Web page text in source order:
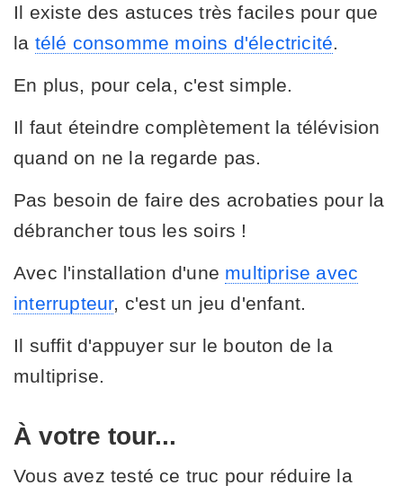
Il existe des astuces très faciles pour que
la télé consomme moins d'électricité
En plus, pour cela, c'est simple.
Il faut éteindre complètement la télévision
quand on ne la regarde pas.
Pas besoin de faire des acrobaties pour la
débrancher tous les soirs !
Avec l'installation d'une multiprise avec
interrupteur, c'est un jeu d'enfant.
Il suffit d'appuyer sur le bouton de la
multiprise.
À votre tour...
Vous avez testé ce truc pour réduire la